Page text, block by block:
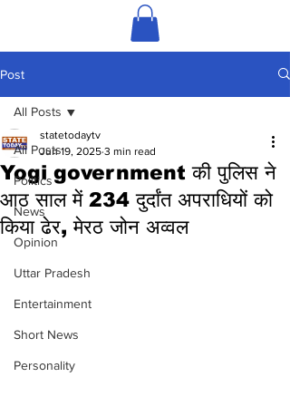
Post
All Posts
Politics
News
Opinion
Uttar Pradesh
Entertainment
Short News
Personality
All Posts
Yogi government की पुलिस ने
आठ साल में 234 दुर्दांत अपराधियों को
किया ढेर, मेरठ जोन अव्वल
statetodaytv
Jun 19, 2025 3 min read